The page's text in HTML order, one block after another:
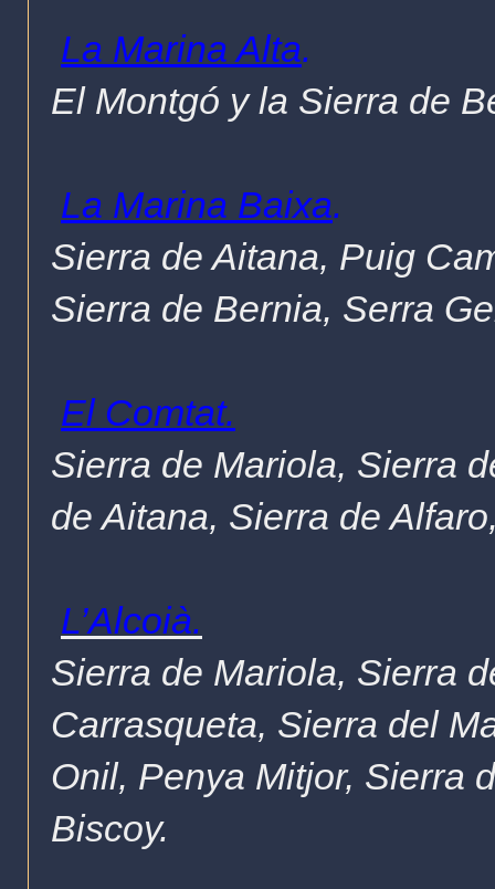
La Marina Alta.
El Montgó y la Sierra de
La Marina Baixa.
Sierra de Aitana, Puig
Sierra de Bernia, Serra
El Comtat.
Sierra de Mariola, Sierra
de Aitana, Sierra de
L’Alcoià.
Sierra de Mariola, Sierra
Carrasqueta, Sierra del
Onil, Penya Mitjor, Sierra
Biscoy.